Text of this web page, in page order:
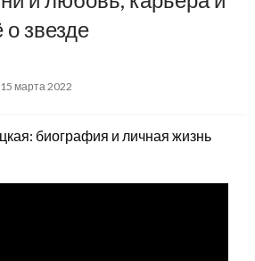
звезде
Posted
15 марта 2022